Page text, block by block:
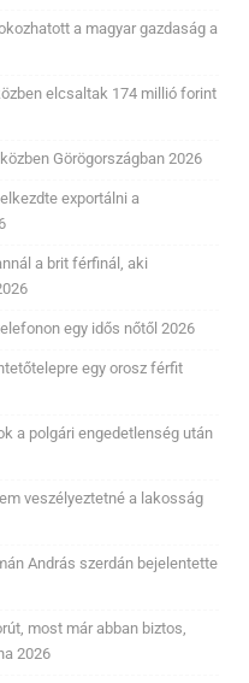
a magyar gazdaság a
elcsaltak 174 millió forint
Görögországban 2026
exportálni a
a brit férfinál, aki
egy idős nőtől 2026
egy orosz férfit
a polgári engedetlenség után
veszélyeztetné a lakosság
András szerdán bejelentette
most már abban biztos,
2026